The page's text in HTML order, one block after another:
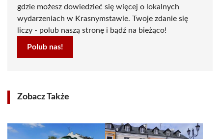
gdzie możesz dowiedzieć się więcej o lokalnych
wydarzeniach w Krasnymstawie. Twoje zdanie się
liczy - polub naszą stronę i bądź na bieżąco!
Polub nas!
Zobacz Także